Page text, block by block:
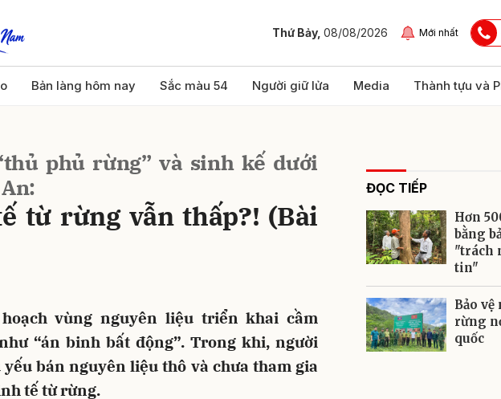
Thứ Bảy, 08/08/2026 Mới nhất
Bản làng hôm nay Sắc màu 54 Người giữ lửa Media Thành tựu và
phủ rừng” và sinh kế dưới
từ rừng vẫn thấp?! (Bài
vùng nguyên liệu triển khai cầm
“án binh bất động”. Trong khi, người
bán nguyên liệu thô và chưa tham gia
tế từ rừng.
ĐỌC TIẾP
Hơn
bằng
"trách
tin"
Bảo
rừng
quốc
bình luận
Gửi